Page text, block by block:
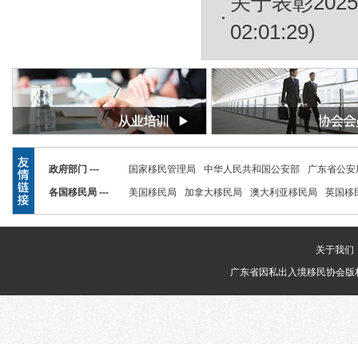
02:01:29)
政府部门 --- 国家移民管理局 中华人民共和国公安部 广东省公
各国移民局 --- 美国移民局 加拿大移民局 澳大利亚移民局 英国移
关于我们
广东省因私出入境移民协会